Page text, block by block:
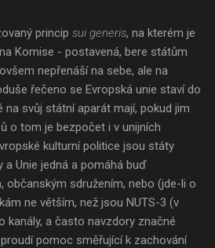
princip sui generis, na kterém je
Komise - postavená, bere státům
nepřenáší na sebe, ale na
řečeno se Evropská unie staví do
na svůj státní aparát mají, pokud jim
o tom je bezpočet i v unijních
kulturní politice jsou státy
a Unie jedná a pomáhá buď
občanským sdružením, nebo (jde-li o
ne větším, než jsou NUTS-3 (v
kanály, a často navzdory značné
pomoc směřující k zachování